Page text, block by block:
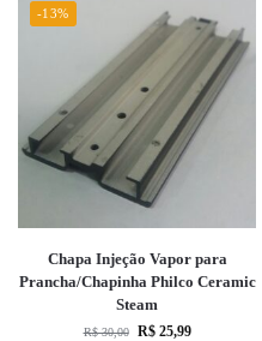
-13%
Chapa Injeção Vapor para
Prancha/Chapinha Philco Ceramic
Steam
R$30,00 R$25,99